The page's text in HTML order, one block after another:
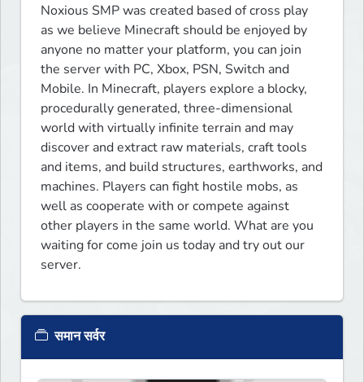
Noxious SMP was created based of cross play
as we believe Minecraft should be enjoyed by
anyone no matter your platform, you can join
the server with PC, Xbox, PSN, Switch and
Mobile. In Minecraft, players explore a blocky,
procedurally generated, three-dimensional
world with virtually infinite terrain and may
discover and extract raw materials, craft tools
and items, and build structures, earthworks, and
machines. Players can fight hostile mobs, as
well as cooperate with or compete against
other players in the same world. What are you
waiting for come join us today and try out our
server.
समान सर्वर